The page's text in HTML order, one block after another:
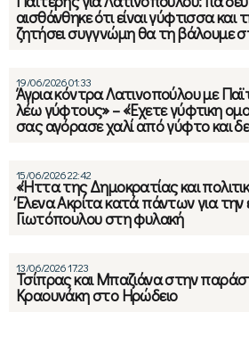
αισθάνθηκε ότι είναι γύφτισσα και
ζητήσει συγγνώμη θα τη βάλουμε
19/06/2026 01:33
Άγρια κόντρα Λατινοπούλου με
λέω γύφτους» – «Έχετε γύφτικη
σας αγόρασε χαλί από γύφτο και
15/06/2026 22:42
«Ήττα της Δημοκρατίας και
Έλενα Ακρίτα κατά πάντων για
Γιωτόπουλου στη φυλακή
13/06/2026 17:23
Τσίπρας και Μπαζιάνα στην
Κραουνάκη στο Ηρώδειο